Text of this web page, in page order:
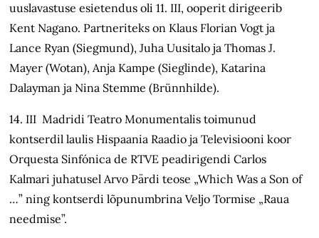
uuslavastuse esietendus oli 11. III, ooperit dirigeerib
Kent Nagano. Partneriteks on Klaus Florian Vogt ja
Lance Ryan (Siegmund), Juha Uusitalo ja Thomas J.
Mayer (Wotan), Anja Kampe (Sieglinde), Katarina
Dalayman ja Nina Stemme (Brünnhilde).
14. III Madridi Teatro Monumentalis toimunud
kontserdil laulis Hispaania Raadio ja Televisiooni koor
Orquesta Sinfónica de RTVE peadirigendi Carlos
Kalmari juhatusel Arvo Pärdi teose „Which Was a Son of
…” ning kontserdi lõpunumbrina Veljo Tormise „Raua
needmise”.